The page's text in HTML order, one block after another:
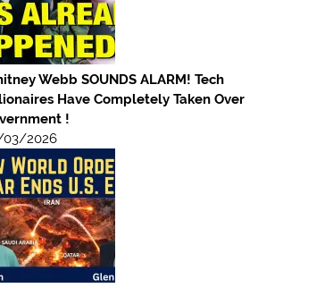
Webb SOUNDS ALARM! Tech
Have Completely Taken Over
!
2026